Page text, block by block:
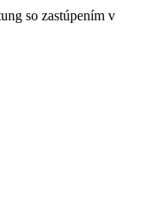
so zastúpením v